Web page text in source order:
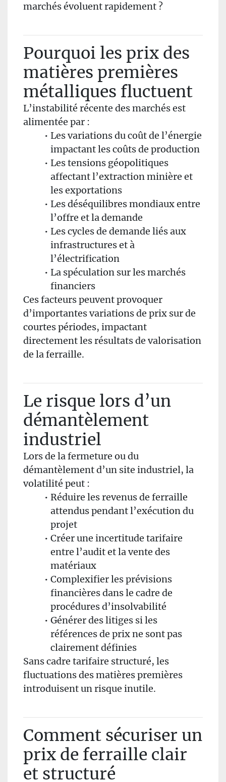
marchés évoluent rapidement ?
Pourquoi les prix des
matières premières
métalliques fluctuent
L’instabilité récente des marchés est
alimentée par :
Les variations du coût de l’énergie
impactant les coûts de production
Les tensions géopolitiques
affectant l’extraction minière et
les exportations
Les déséquilibres mondiaux entre
l’offre et la demande
Les cycles de demande liés aux
infrastructures et à
l’électrification
La spéculation sur les marchés
financiers
Ces facteurs peuvent provoquer
d’importantes variations de prix sur de
courtes périodes, impactant
directement les résultats de valorisation
de la ferraille.
Le risque lors d’un
démantèlement
industriel
Lors de la fermeture ou du
démantèlement d’un site industriel, la
volatilité peut :
Réduire les revenus de ferraille
attendus pendant l’exécution du
projet
Créer une incertitude tarifaire
entre l’audit et la vente des
matériaux
Complexifier les prévisions
financières dans le cadre de
procédures d’insolvabilité
Générer des litiges si les
références de prix ne sont pas
clairement définies
Sans cadre tarifaire structuré, les
fluctuations des matières premières
introduisent un risque inutile.
Comment sécuriser un
prix de ferraille clair
et structuré